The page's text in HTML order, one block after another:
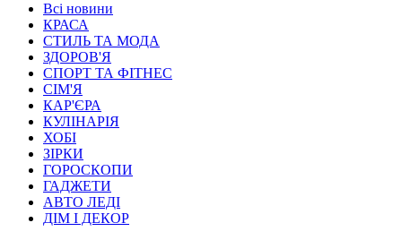
Всі новини
КРАСА
СТИЛЬ ТА МОДА
ЗДОРОВ'Я
СПОРТ ТА ФІТНЕС
СІМ'Я
КАР'ЄРА
КУЛІНАРІЯ
ХОБІ
ЗІРКИ
ГОРОСКОПИ
ГАДЖЕТИ
АВТО ЛЕДІ
ДІМ І ДЕКОР